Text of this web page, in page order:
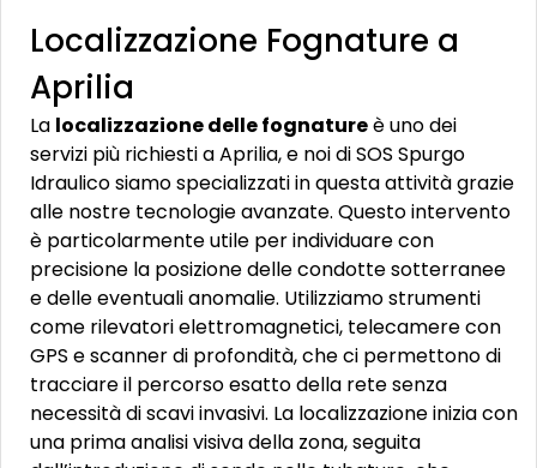
Localizzazione Fognature a
Aprilia
La localizzazione delle fognatureè uno dei
servizi più richiesti a Aprilia, e noi di SOS Spurgo
Idraulico siamo specializzati in questa attività grazie
alle nostre tecnologie avanzate. Questo intervento
è particolarmente utile per individuare con
precisione la posizione delle condotte sotterranee
e delle eventuali anomalie. Utilizziamo strumenti
come rilevatori elettromagnetici, telecamere con
GPS e scanner di profondità, che ci permettono di
tracciare il percorso esatto della rete senza
necessità di scavi invasivi. La localizzazione inizia con
una prima analisi visiva della zona, seguita